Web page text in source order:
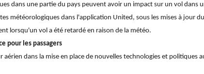
dans une partie du pays peuvent avoir un impact sur un vol dans
météorologiques dans l'application United, sous les mises à jour
lorsqu'un vol a été retardé en raison de la météo.
pour les passagers
aérien dans la mise en place de nouvelles technologies et politiques